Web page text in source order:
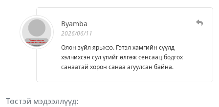
Byamba
2026/06/11
Олон зүйл ярьжээ. Гэтэл хамгийн сүүлд
хэлчихсэн сул үгийг өлгөж сенсаац бодгох
санаатай хорон санаа агуулсан байна.
Төстэй мэдээллүүд: